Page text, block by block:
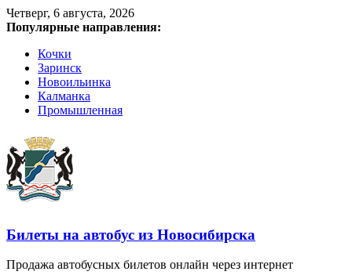
Четверг, 6 августа, 2026
Популярные направления:
Кочки
Заринск
Новоильинка
Калманка
Промышленная
Билеты на автобус из Новосибирска
Продажа автобусных билетов онлайн через интернет